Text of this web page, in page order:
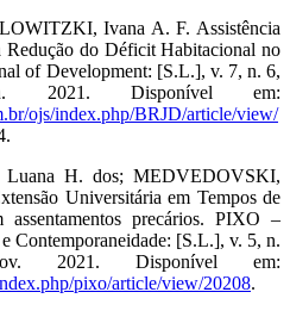
Ivana A. F. Assistência
Redução do Déficit Habitacional no
of Development: [S.L.], v. 7, n. 6,
2021. Disponível em:
ojs/index.php/BRJD/article/view/
H. dos; MEDVEDOVSKI,
Universitária em Tempos de
assentamentos precários. PIXO –
Contemporaneidade: [S.L.], v. 5, n.
2021. Disponível em:
pixo/article/view/20208.